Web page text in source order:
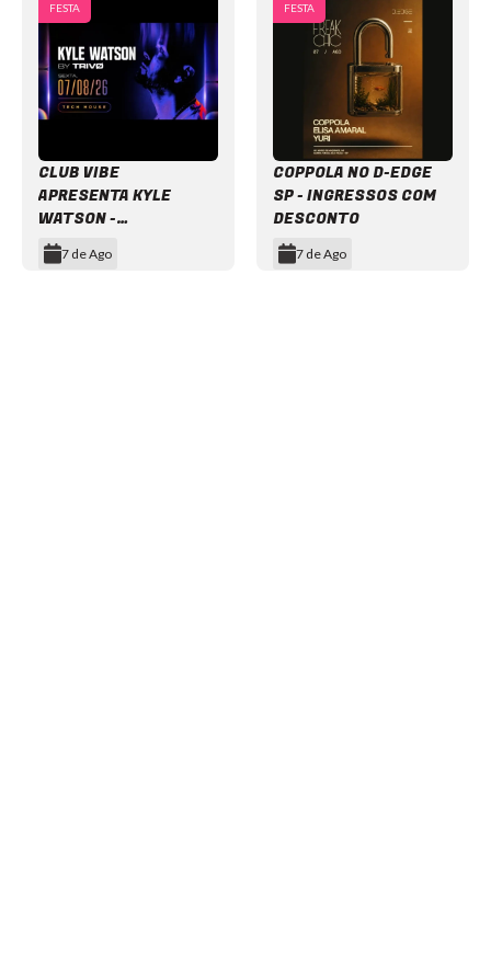
FESTA
CLUB VIBE
APRESENTA KYLE
WATSON -
INGRESSOS COM
DESCONTO
7 de Ago
FESTA
COPPOLA NO D-EDGE
SP - INGRESSOS COM
DESCONTO
7 de Ago